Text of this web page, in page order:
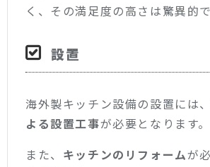
く、その満足度の高さは驚異的で
設置
海外製キッチン設備の設置には
よる設置工事が必要となります。
また、 キッチンのリフォームが